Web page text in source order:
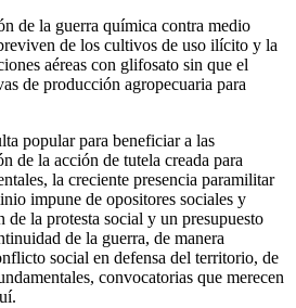
de la guerra química contra medio
de los cultivos de uso ilícito y la
aéreas con glifosato sin que el
de producción agropecuaria para
popular para beneficiar a las
de la acción de tutela creada para
la creciente presencia paramilitar
impune de opositores sociales y
la protesta social y un presupuesto
de la guerra, de manera
social en defensa del territorio, de
convocatorias que merecen